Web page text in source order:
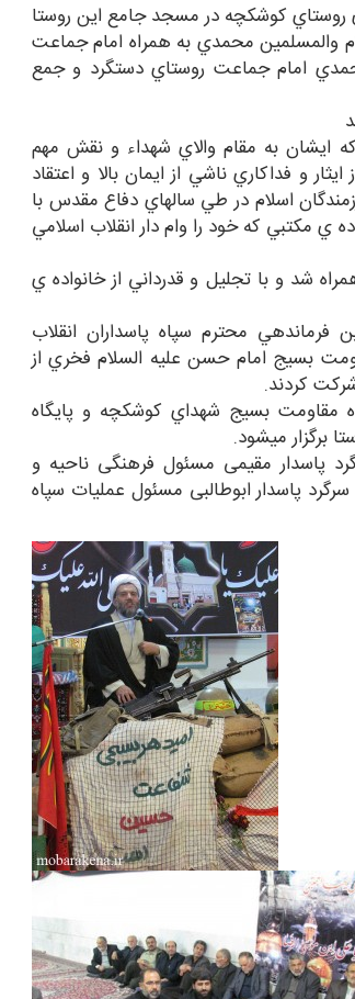
روستاي کوشکچه در مسجد جامع اين روستا
والمسلمين محمدي به همراه امام جماعت
امام جماعت روستاي دستگرد و جمع
ايشان به مقام والاي شهداء و نقش مهم
از ايثار و فداکاري ناشي از ايمان بالا و اعتقاد
اسلام در طي سالهاي دفاع مقدس با
ي مکتبي که خود را وام دار انقلاب اسلامي
شد و با تجليل و قدرداني از خانواده ي
محترم سپاه پاسداران انقلاب
شهرستان و همچنين فرمانده حوزه 3مقاومت بسيج امام حسن عليه السلام فخري از
کردند.
مقاومت بسيج شهداي کوشکچه و پايگاه
برگزار ميشود.
مقیمی مسئول فرهنگی ناحیه و
پاسدار ابوطالبی مسئول عملیات سپاه